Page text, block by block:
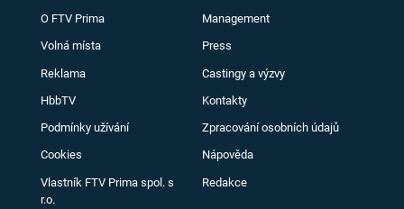
O FTV Prima Management
Volná místa Press
Reklama Castingy a výzvy
HbbTV Kontakty
Podmínky užívání Zpracování osobních údajů
Cookies Nápověda
Vlastník FTV Prima spol. s
r.o.
Redakce